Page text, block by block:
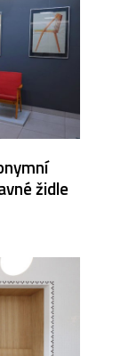
židle